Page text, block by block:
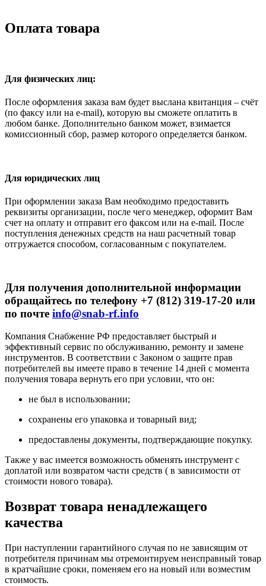
Оплата товара
Для физических лиц:
После оформления заказа вам будет выслана квитанция – счёт
(по факсу или на e-mail), которую вы сможете оплатить в
любом банке. Дополнительно банком может, взимается
комиссионный сбор, размер которого определяется банком.
Для юридических лиц
При оформлении заказа Вам необходимо предоставить
реквизиты организации, после чего менеджер, оформит Вам
счет на оплату и отправит его факсом или на e-mail. После
поступления денежных средств на наш расчетный товар
отгружается способом, согласованным с покупателем.
Для получения дополнительной информации
обращайтесь по телефону +7 (812) 319-17-20 или
по почте info@snab-rf.info
Компания Снабжение РФ предоставляет быстрый и
эффективный сервис по обслуживанию, ремонту и замене
инструментов. В соответствии с Законом о защите прав
потребителей вы имеете право в течение 14 дней с момента
получения товара вернуть его при условии, что он:
не был в использовании;
сохранены его упаковка и товарный вид;
предоставлены документы, подтверждающие покупку.
Также у вас имеется возможность обменять инструмент с
доплатой или возвратом части средств ( в зависимости от
стоимости нового товара).
Возврат товара ненадлежащего
качества
При наступлении гарантийного случая по не зависящим от
потребителя причинам мы отремонтируем неисправный товар
в кратчайшие сроки, поменяем его на новый или возместим
стоимость.